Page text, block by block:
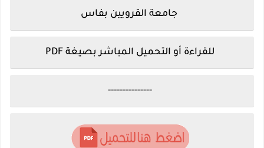
جامعة القرويين بفاس
للقراءة أو التحميل المباشر بصيغة PDF
---------------